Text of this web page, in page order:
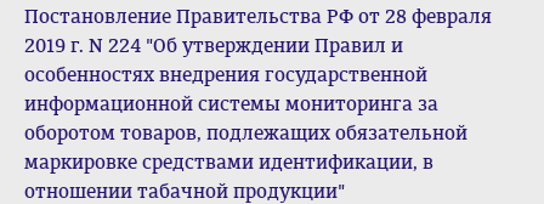
Постановление Правительства РФ от 28 февраля
2019 г. N 224 "Об утверждении Правил и
особенностях внедрения государственной
информационной системы мониторинга за
оборотом товаров, подлежащих обязательной
маркировке средствами идентификации, в
отношении табачной продукции"